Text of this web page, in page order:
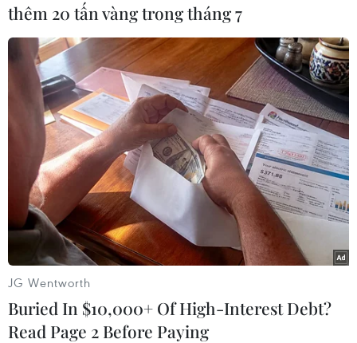
hợp nào có diễn biến nghiêm
trọng.
(TTXVN/Vietnam+)
thêm 20 tấn vàng trong tháng 7
JG Wentworth
Buried In $10,000+ Of High-Interest Debt?
Read Page 2 Before Paying